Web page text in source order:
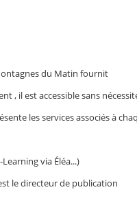
du Matin fournit
, il est accessible sans
les services associés à
via Éléa...)
le directeur de publication